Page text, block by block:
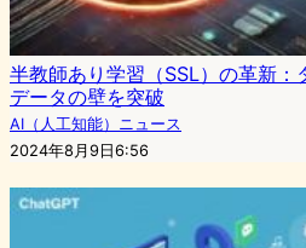
半教師あり学習（SSL）の革新
データの壁を突破
AI（人工知能）ニュース
2024年8月9日6:56